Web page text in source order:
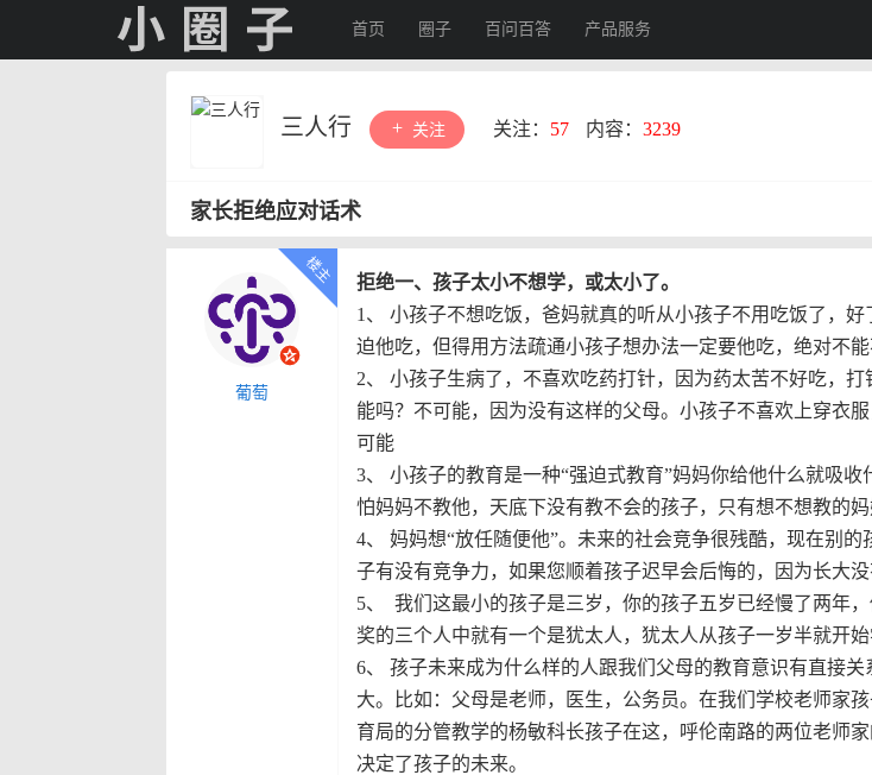
首页 圈子 百问百答 产品服务
三人行 关注 关注： 57 内容： 3239
家长拒绝应对话术
葡萄
拒绝一、孩子太小不想学，或太小了。
1 、
小孩子不想吃饭，爸妈就真的听从小孩子不用吃饭了，
迫他吃，但得用方法疏通小孩子想办法一定要他吃，绝对不能
2、
小孩子生病了，不喜欢吃药打针，因为药太苦不好吃，
能吗？不可能，因为没有这样的父母。小孩子不喜欢上穿衣
可能
3、
小孩子的教育是一种“强迫式教育”妈妈你给他什么就吸
怕妈妈不教他，天底下没有教不会的孩子，只有想不想教的妈
4、
妈妈想“放任随便他”。未来的社会竞争很残酷，现在别
子有没有竞争力，如果您顺着孩子迟早会后悔的，因为长大
5、
我们这最小的孩子是三岁，你的孩子五岁已经慢了两年
奖的三个人中就有一个是犹太人，犹太人从孩子一岁半就开
6、
孩子未来成为什么样的人跟我们父母的教育意识有直接
大。比如：父母是老师，医生，公务员。在我们学校老师家
育局的分管教学的杨敏科长孩子在这，呼伦南路的两位老师
决定了孩子的未来。